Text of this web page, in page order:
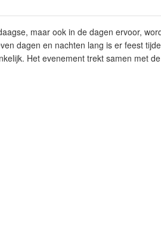
maar ook in de dagen ervoor,
dagen en nachten lang is er feest
Het evenement trekt samen met